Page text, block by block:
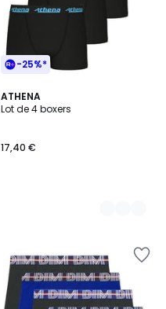
-25%*
ATHENA
Lot de 4 boxers
17,40 €
3
Couleurs